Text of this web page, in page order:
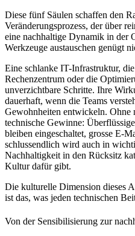
Diese fünf Säulen schaffen den
Veränderungsprozess, der über
eine nachhaltige Dynamik in der
Werkzeuge austauschen genügt
Eine schlanke IT-Infrastruktur,
Rechenzentrum oder die
unverzichtbare Schritte. Ihre
dauerhaft, wenn die Teams
Gewohnheiten entwickeln. Ohne
technische Gewinne:
bleiben eingeschaltet, grosse E-
schlussendlich wird auch in
Nachhaltigkeit in den Rücksitz
Kultur dafür gibt.
Die kulturelle Dimension dieses
ist das, was jeden technischen
Von der Sensibilisierung zur